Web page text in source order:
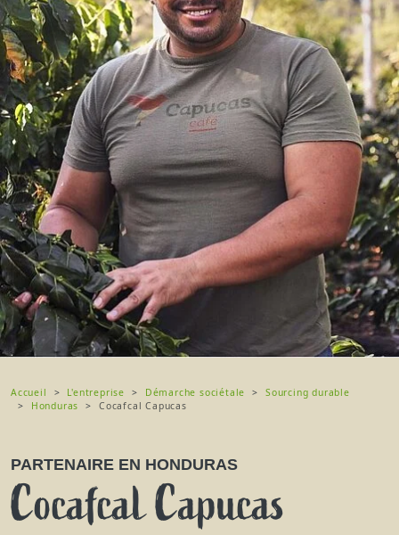
Accueil L'entreprise Démarche sociétale
Sourcing durable
Honduras
Cocafcal Capucas
PARTENAIRE EN HONDURAS
Cocafcal Capucas